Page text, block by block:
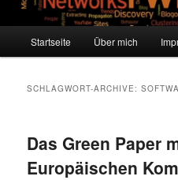
Zum
Zum
wechseln
Startseite Über mich
SCHLAGWORT-ARCHIVE:
Das Green Paper
Europäischen